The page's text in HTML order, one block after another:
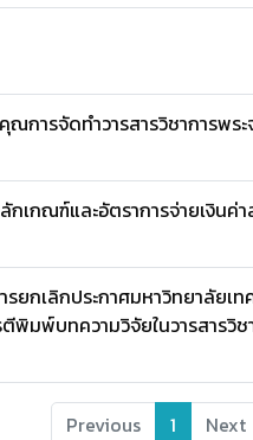
การจัดทำวารสารวิชาการพร
กเกณฑ์และอัตราการจ่ายเงิน
ยกเลิกประกาศมหาวิทยาลัยเท
พิมพ์บทความวิจัยในวารสารวิ
Previous 1 Next